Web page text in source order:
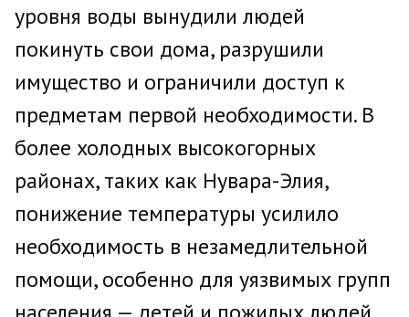
уровня воды вынудили людей
покинуть свои дома, разрушили
имущество и ограничили доступ к
предметам первой необходимости. В
более холодных высокогорных
районах, таких как Нувара-Элия,
понижение температуры усилило
необходимость в незамедлительной
помощи, особенно для уязвимых групп